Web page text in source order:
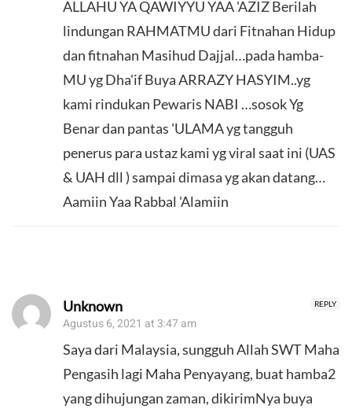
ALLAHU YA QAWIYYU YAA 'AZIZ Berilah
lindungan RAHMATMU dari Fitnahan Hidup
dan fitnahan Masihud Dajjal…pada hamba-
MU yg Dha'if Buya ARRAZY HASYIM..yg
kami rindukan Pewaris NABI …sosok Yg
Benar dan pantas 'ULAMA yg tangguh
penerus para ustaz kami yg viral saat ini (UAS
& UAH dll ) sampai dimasa yg akan datang…
Aamiin Yaa Rabbal 'Alamiin
REPLY
Unknown
Agustus 6, 2021 at 3:47 am
Saya dari Malaysia, sungguh Allah SWT Maha
Pengasih lagi Maha Penyayang, buat hamba2
yang dihujungan zaman, dikirimNya buya